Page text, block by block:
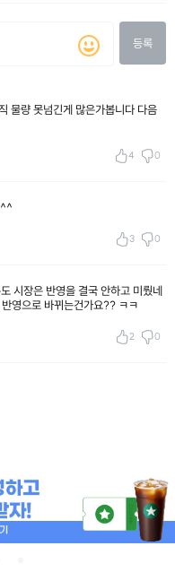
등록
물량 못넘긴게 많은가봅니다 다음
4 0
^^
3 0
시장은 반영을 결국 안하고 미뤘네
영으로 바뀌는건가요?? ㅋㅋ
2 0